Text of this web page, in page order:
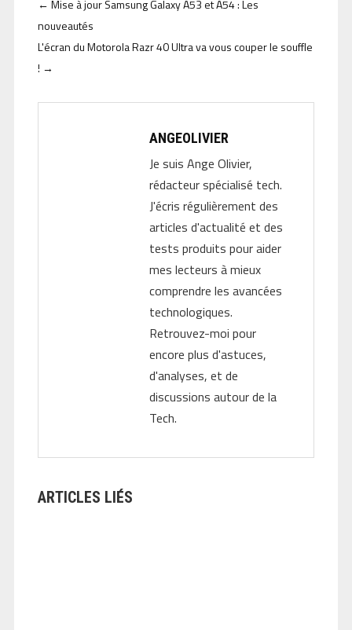
← Mise à jour Samsung Galaxy A53 et A54 : Les
nouveautés
L'écran du Motorola Razr 40 Ultra va vous couper le souffle
! →
ANGEOLIVIER
Je suis Ange Olivier,
rédacteur spécialisé tech.
J'écris régulièrement des
articles d'actualité et des
tests produits pour aider
mes lecteurs à mieux
comprendre les avancées
technologiques.
Retrouvez-moi pour
encore plus d'astuces,
d'analyses, et de
discussions autour de la
Tech.
ARTICLES LIÉS